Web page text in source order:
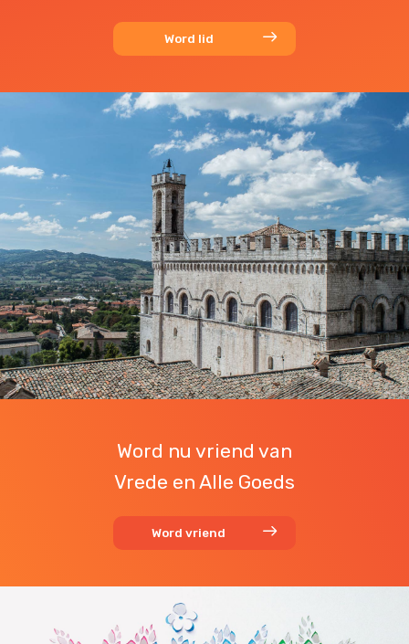
Word lid
Word nu vriend van
Vrede en Alle Goeds
Word vriend